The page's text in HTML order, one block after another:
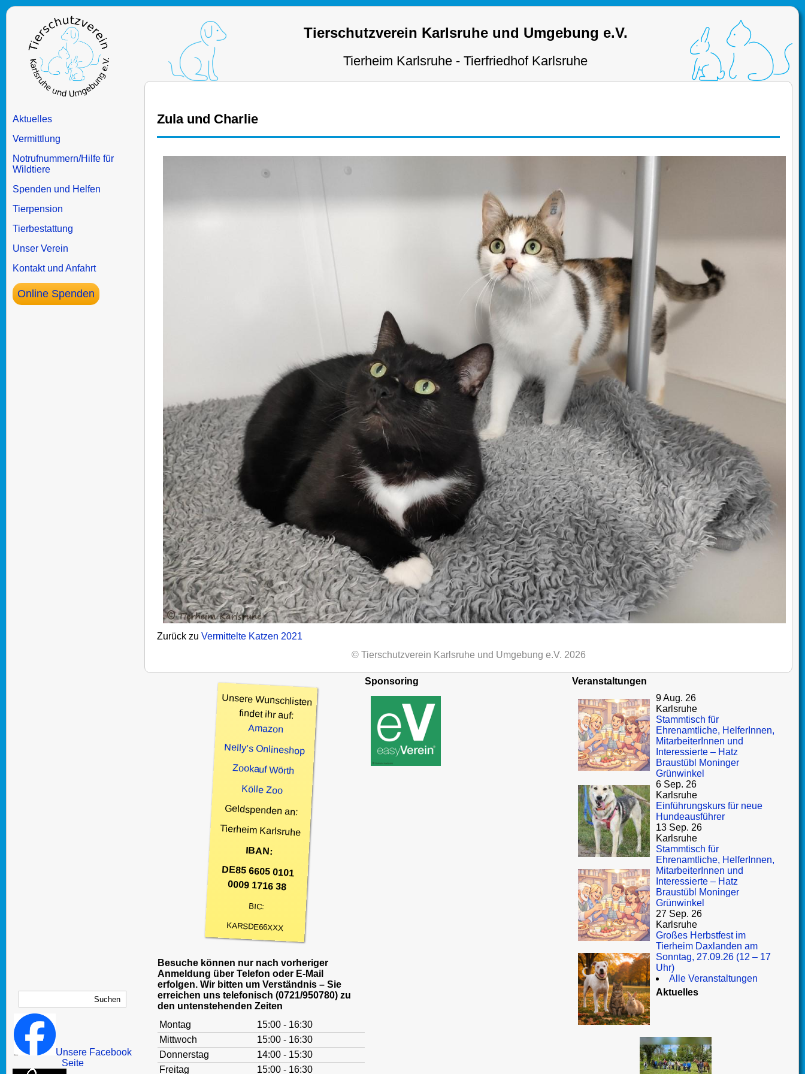
Tierschutzverein Karlsruhe und Umgebung e.V.
Tierheim Karlsruhe - Tierfriedhof Karlsruhe
Aktuelles
Vermittlung
Notrufnummern/Hilfe für
Wildtiere
Spenden und Helfen
Tierpension
Tierbestattung
Unser Verein
Kontakt und Anfahrt
Online Spenden
Unsere Facebook
Seite
Zula und Charlie
Zurück zu Vermittelte Katzen 2021
© Tierschutzverein Karlsruhe und Umgebung e.V. 2026
Unsere Wunschlisten
findet ihr auf:
Amazon
Nelly’s Onlineshop
Zookauf Wörth
Kölle Zoo
Geldspenden an:
Tierheim Karlsruhe
IBAN:
DE85 6605 0101
0009 1716 38
BIC:
KARSDE66XXX
Besuche können nur nach vorheriger
Anmeldung über Telefon oder E-Mail
erfolgen. Wir bitten um Verständnis – Sie
erreichen uns telefonisch (0721/950780) zu
den untenstehenden Zeiten
Montag
15:00 - 16:30
Mittwoch
15:00 - 16:30
Donnerstag
14:00 - 15:30
Freitag
15:00 - 16:30
Sponsoring
Veranstaltungen
9 Aug. 26
Karlsruhe
Stammtisch für
Ehrenamtliche, HelferInnen,
MitarbeiterInnen und
Interessierte – Hatz
Braustübl Moninger
Grünwinkel
6 Sep. 26
Karlsruhe
Einführungskurs für neue
Hundeausführer
13 Sep. 26
Karlsruhe
Stammtisch für
Ehrenamtliche, HelferInnen,
MitarbeiterInnen und
Interessierte – Hatz
Braustübl Moninger
Grünwinkel
27 Sep. 26
Karlsruhe
Großes Herbstfest im
Tierheim Daxlanden am
Sonntag, 27.09.26 (12 – 17
Uhr)
Alle Veranstaltungen
Aktuelles